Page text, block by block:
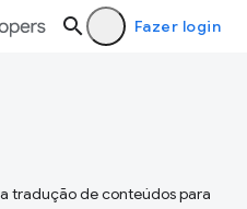
Fazer login
tradução de conteúdos para